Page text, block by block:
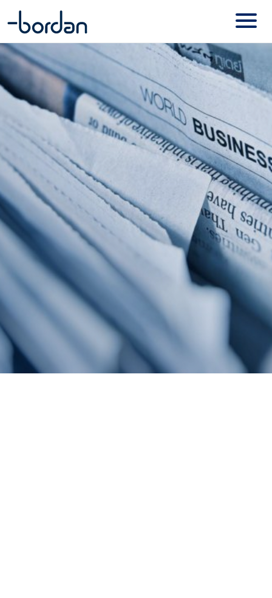
Contact
Online diensten – Mijn Bordan
Onze merken
Visionplanner
Exact Online
NMBRS